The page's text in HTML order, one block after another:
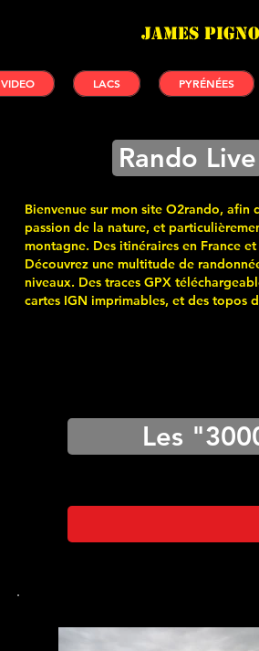
James
VIDEO LACS PYRÉNÉES
Rando Live
Bienvenue sur mon site O2rando, afin
passion de la nature, et
montagne. Des itinéraires en France
Découvrez une multitude de
niveaux. Des traces GPX
cartes IGN imprimables, et des topos
Les